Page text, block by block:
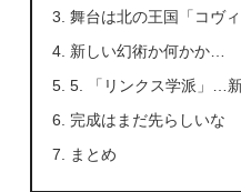
舞台は北の王国「コヴ
新しい幻術か何かか…
5. 「リンクス学派」…
完成はまだ先らしいな
まとめ